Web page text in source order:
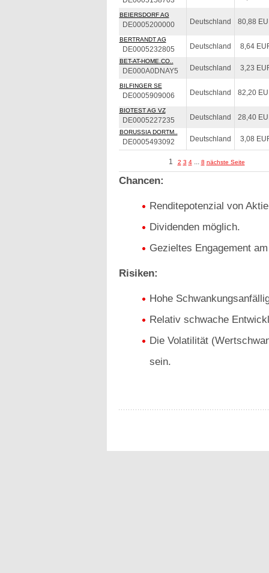
BEIERSDORF AG
DE0005200000 Deutschland 80,88
BERTRANDT AG
DE0005232805 Deutschland 8,64
BET-AT-HOME.CO..
DE000A0DNAY5 Deutschland 3,23
BILFINGER SE
DE0005909006 Deutschland 82,20
BIOTEST AG VZ
DE0005227235 Deutschland 28,40
BORUSSIA DORTM..
DE0005493092 Deutschland 3,08
1 2 3 4... 8 nächste Seite
Chancen:
Renditepotenzial von
Dividenden möglich.
Gezieltes Engagement
Risiken:
Hohe
Relativ schwache
Die Volatilität
sein.